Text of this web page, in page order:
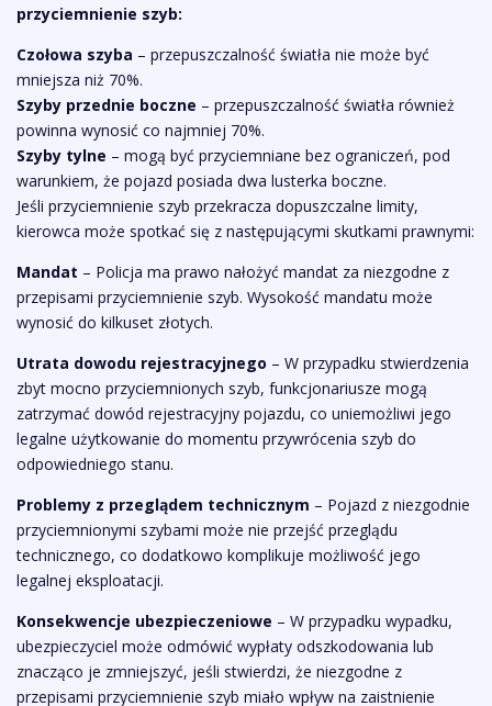
przyciemnienie szyb:
Czołowa szyba – przepuszczalność światła nie może być
mniejsza niż 70%.
Szyby przednie boczne – przepuszczalność światła również
powinna wynosić co najmniej 70%.
Szyby tylne – mogą być przyciemniane bez ograniczeń, pod
warunkiem, że pojazd posiada dwa lusterka boczne.
Jeśli przyciemnienie szyb przekracza dopuszczalne limity,
kierowca może spotkać się z następującymi skutkami prawnymi:
Mandat – Policja ma prawo nałożyć mandat za niezgodne z
przepisami przyciemnienie szyb. Wysokość mandatu może
wynosić do kilkuset złotych.
Utrata dowodu rejestracyjnego – W przypadku stwierdzenia
zbyt mocno przyciemnionych szyb, funkcjonariusze mogą
zatrzymać dowód rejestracyjny pojazdu, co uniemożliwi jego
legalne użytkowanie do momentu przywrócenia szyb do
odpowiedniego stanu.
Problemy z przeglądem technicznym – Pojazd z niezgodnie
przyciemnionymi szybami może nie przejść przeglądu
technicznego, co dodatkowo komplikuje możliwość jego
legalnej eksploatacji.
Konsekwencje ubezpieczeniowe – W przypadku wypadku,
ubezpieczyciel może odmówić wypłaty odszkodowania lub
znacząco je zmniejszyć, jeśli stwierdzi, że niezgodne z
przepisami przyciemnienie szyb miało wpływ na zaistnienie